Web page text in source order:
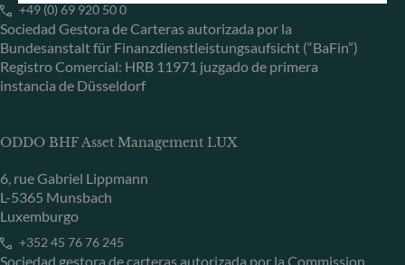
+49 (0) 69 920 50 0
Sociedad Gestora de Carteras autorizada por la
Bundesanstalt für Finanzdienstleistungsaufsicht (“BaFin”)
Registro Comercial: HRB 11971 juzgado de primera
instancia de Düsseldorf
ODDO BHF Asset Management LUX
6, rue Gabriel Lippmann
L-5365 Munsbach
Luxemburgo
+352 45 76 76 245
Sociedad gestora de carteras autorizada por la Commission